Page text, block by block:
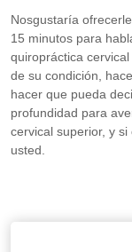
Nosgustaría
15 minutos para
quiropráctica
de su condición,
hacer que pueda
profundidad para
cervical superior, y
usted.